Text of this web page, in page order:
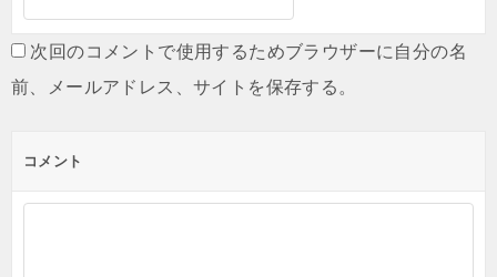
次回のコメントで使用するためブラウザーに自分の名
前、メールアドレス、サイトを保存する。
コメント